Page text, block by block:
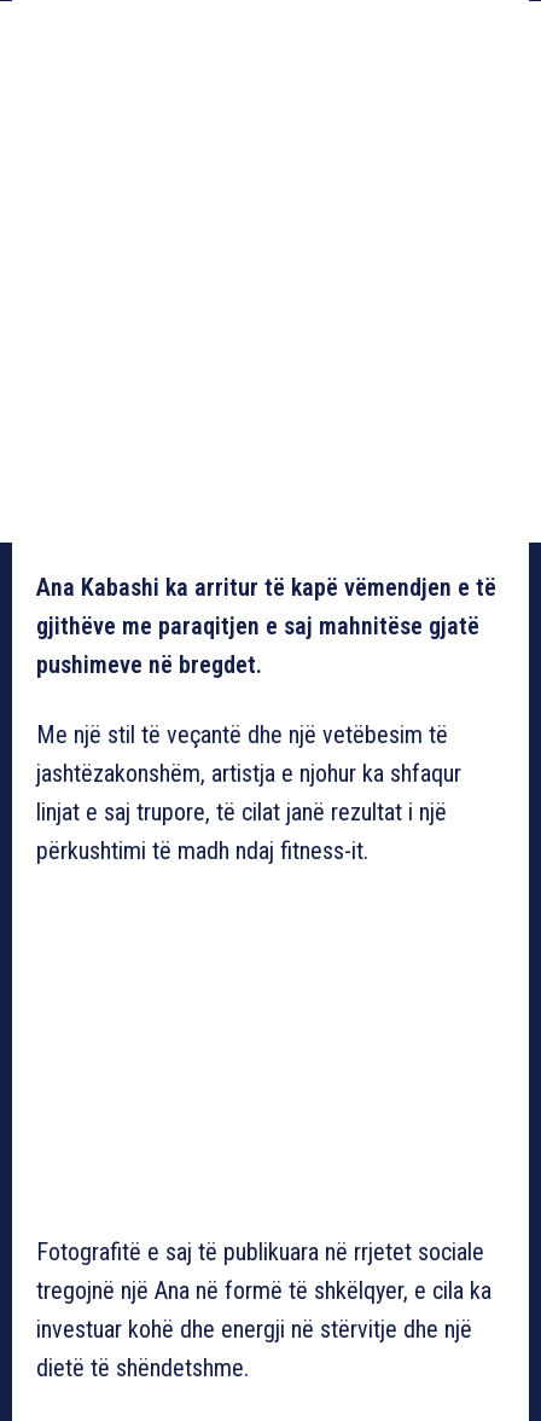
Ana Kabashi ka arritur të kapë vëmendjen e të
gjithëve me paraqitjen e saj mahnitëse gjatë
pushimeve në bregdet.
Me një stil të veçantë dhe një vetëbesim të
jashtëzakonshëm, artistja e njohur ka shfaqur
linjat e saj trupore, të cilat janë rezultat i një
përkushtimi të madh ndaj fitness-it.
Fotografitë e saj të publikuara në rrjetet sociale
tregojnë një Ana në formë të shkëlqyer, e cila ka
investuar kohë dhe energji në stërvitje dhe një
dietë të shëndetshme.